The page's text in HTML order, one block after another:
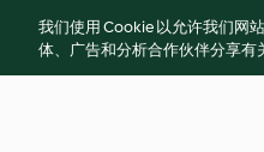
我们使用 Cookie 以允许我们网
体、广告和分析合作伙伴分享有